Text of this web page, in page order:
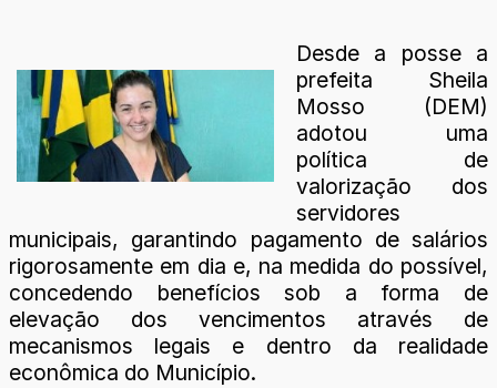
Desde a posse a
prefeita Sheila
Mosso (DEM)
adotou uma
política de
valorização dos
servidores
municipais, garantindo pagamento de salários
rigorosamente em dia e, na medida do possível,
concedendo benefícios sob a forma de
elevação dos vencimentos através de
mecanismos legais e dentro da realidade
econômica do Município.